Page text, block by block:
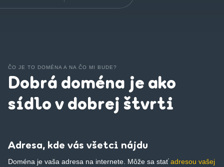
ČO JE TO DOMÉNA A NA ČO MI BUDE?
Dobrá doména je ako
sídlo v dobrej štvrti
Adresa, kde vás všetci nájdu
Doména je vaša adresa na internete. Môže sa staťadresou vašej